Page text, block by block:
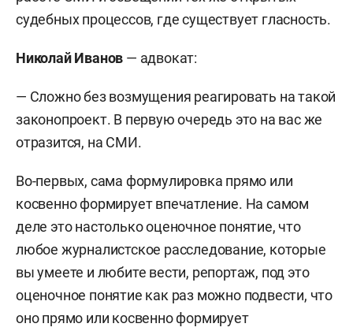
судебных процессов, где существует гласность.
Николай Иванов — адвокат:
— Сложно без возмущения реагировать на такой
законопроект. В первую очередь это на вас же
отразится, на СМИ.
Во-первых, сама формулировка прямо или
косвенно формирует впечатление. На самом
деле это настолько оценочное понятие, что
любое журналистское расследование, которые
вы умеете и любите вести, репортаж, под это
оценочное понятие как раз можно подвести, что
оно прямо или косвенно формирует